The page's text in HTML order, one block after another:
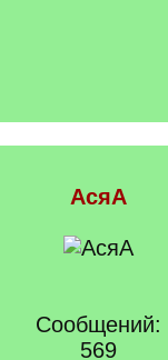
АсяА
Сообщений:
569